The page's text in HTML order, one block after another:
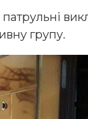
патрульні
групу.